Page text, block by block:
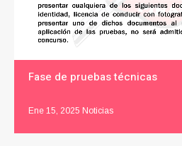
Fase de pruebas técnicas
Ene 15, 2025 Noticias